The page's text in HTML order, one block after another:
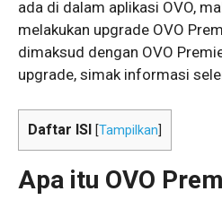
ada di dalam aplikasi OVO,
melakukan upgrade OVO
dimaksud dengan OVO
upgrade, simak informasi
Daftar ISI [Tampilkan
Apa itu OVO